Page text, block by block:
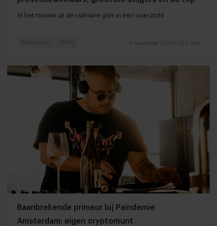
Al het nieuws uit de culinaire gids in één overzicht
5 november 2024 3 min
Restaurants Chefs
Baanbrekende primeur bij Paindemie
Amsterdam: eigen cryptomunt